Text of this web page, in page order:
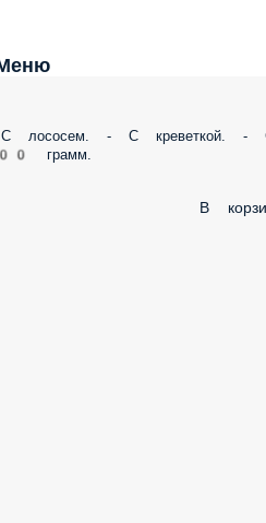
С лососем. - С креветкой. -
грамм.
В